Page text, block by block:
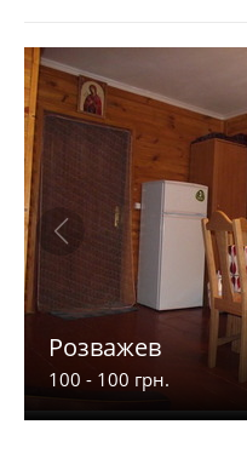
Розважев
100 - 100 грн.